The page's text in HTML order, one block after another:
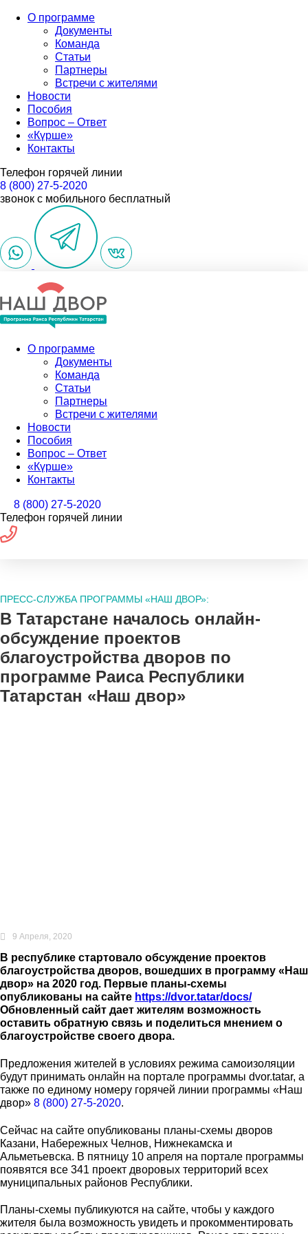
О программе
Документы
Команда
Статьи
Партнеры
Встречи с жителями
Новости
Пособия
Вопрос – Ответ
«Күрше»
Контакты
Телефон горячей линии
8 (800) 27-5-2020
звонок с мобильного бесплатный
О программе
Документы
Команда
Статьи
Партнеры
Встречи с жителями
Новости
Пособия
Вопрос – Ответ
«Күрше»
Контакты
8 (800) 27-5-2020
Телефон горячей линии
ПРЕСС-СЛУЖБА ПРОГРАММЫ «НАШ ДВОР»:
В Татарстане началось онлайн-
обсуждение проектов
благоустройства дворов по
программе Раиса Республики
Татарстан «Наш двор»
9 Апреля, 2020
В республике стартовало обсуждение проектов
благоустройства дворов, вошедших в программу «Наш
двор» на 2020 год. Первые планы-схемы
опубликованы на сайте https://dvor.tatar/docs/
Обновленный сайт дает жителям возможность
оставить обратную связь и поделиться мнением о
благоустройстве своего двора.
Предложения жителей в условиях режима самоизоляции
будут принимать онлайн на портале программы dvor.tatar, а
также по единому номеру горячей линии программы «Наш
двор» 8 (800) 27-5-2020.
Сейчас на сайте опубликованы планы-схемы дворов
Казани, Набережных Челнов, Нижнекамска и
Альметьевска. В пятницу 10 апреля на портале программы
появятся все 341 проект дворовых территорий всех
муниципальных районов Республики.
Планы-схемы публикуются на сайте, чтобы у каждого
жителя была возможность увидеть и прокомментировать